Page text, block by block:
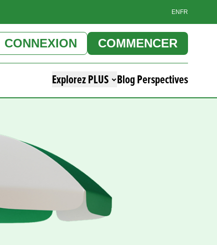
EN FR
CONNEXION COMMENCER
Explorez PLUS Blog Perspectives